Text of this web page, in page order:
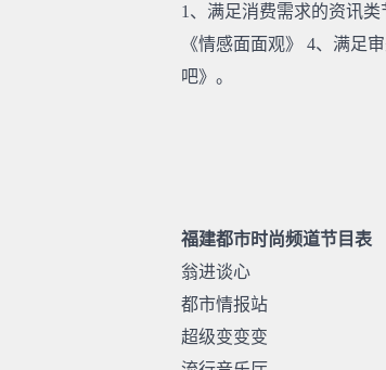
1、满足消费需求的资讯
《情感面面观》 4、满足
吧》。
福建都市时尚频道节目表
翁进谈心
都市情报站
超级变变变